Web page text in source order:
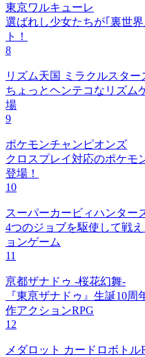
東京ワルキューレ
選ばれし少女たちが｢裏世
ト！
8
リズム天国 ミラクルスター
ちょっとヘンテコなリズム
場
9
ポケモンチャンピオンズ
クロスプレイ対応のポケモ
登場！
10
スーパーカービィハンター
4つのジョブを駆使して戦
ョンゲーム
11
亰都ザナドゥ -桜花幻舞-
『東亰ザナドゥ』生誕10
作アクションRPG
12
メダロット カードロボトル